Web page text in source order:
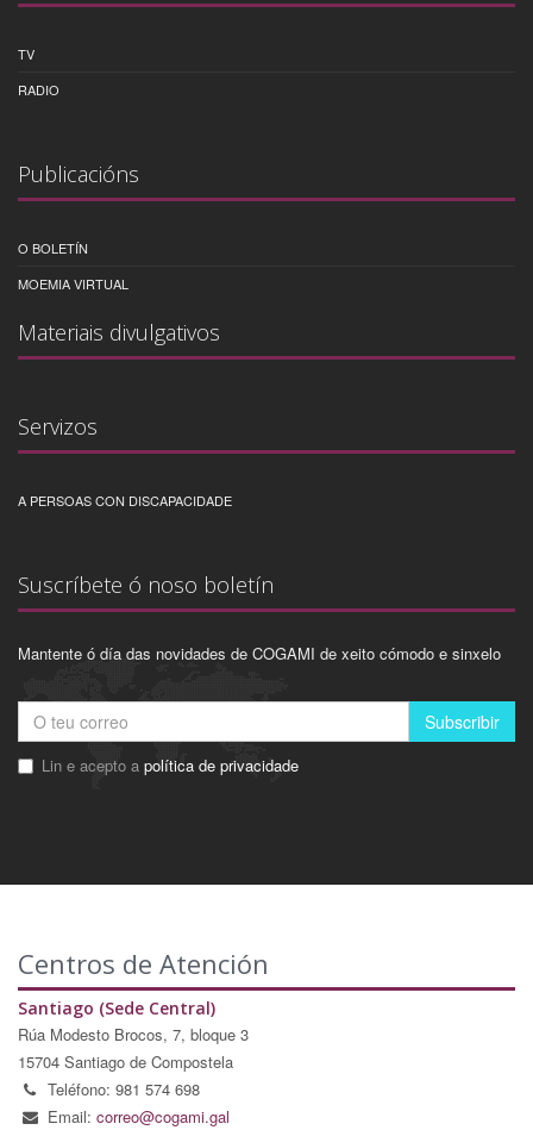
TV
RADIO
Publicacións
O BOLETÍN
MOEMIA VIRTUAL
Materiais divulgativos
Servizos
A PERSOAS CON DISCAPACIDADE
Suscríbete ó noso boletín
Mantente ó día das novidades de COGAMI de xeito cómodo e sinxelo
Subscribir
Lin e acepto a política de privacidade
Centros de Atención
Santiago (Sede Central)
Rúa Modesto Brocos, 7, bloque 3
15704 Santiago de Compostela
Teléfono: 981 574 698
Email: correo@cogami.gal